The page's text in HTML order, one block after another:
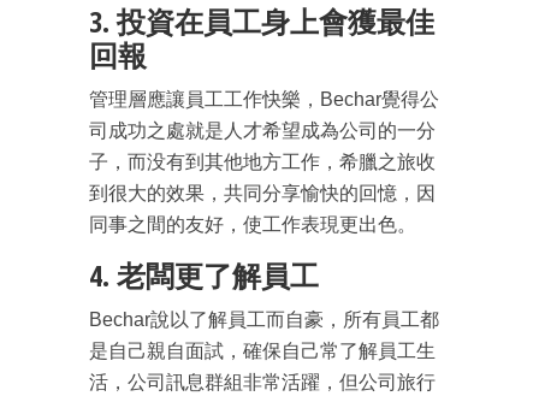
3. 投資在員工身上會獲最佳
回報
管理層應讓員工工作快樂，Bechar覺得公
司成功之處就是人才希望成為公司的一分
子，而没有到其他地方工作，希臘之旅收
到很大的效果，共同分享愉快的回憶，因
同事之間的友好，使工作表現更出色。
4. 老闆更了解員工
Bechar說以了解員工而自豪，所有員工都
是自己親自面試，確保自己常了解員工生
活，公司訊息群組非常活躍，但公司旅行